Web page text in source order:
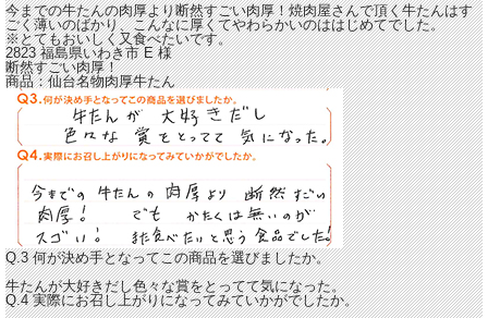
今までの牛たんの肉厚より断然すごい肉厚！焼肉屋さんで頂く牛たんはす
ごく薄いのばかり、こんなに厚くてやわらかいのははじめてでした。
※とてもおいしく又食べたいです。
2823 福島県いわき市E様
断然すごい肉厚！
商品：仙台名物肉厚牛たん
Q.3 何が決め手となってこの商品を選びましたか。
牛たんが大好きだし色々な賞をとってて気になった。
Q.4 実際にお召し上がりになってみていかがでしたか。